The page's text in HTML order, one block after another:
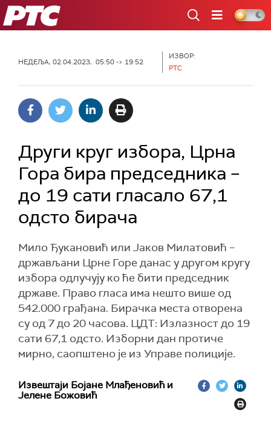
РТС
НЕДЕЉА, 02.04.2023, 05:50 -> 19:52
ИЗВОР:
РТС
Други круг избора, Црна
Гора бира председника –
до 19 сати гласало 67,1
одсто бирача
Мило Ђукановић или Јаков Милатовић –
држављани Црне Горе данас у другом кругу
избора одлучују ко ће бити председник
државе. Право гласа има нешто више од
542.000 грађана. Бирачка места отворена
су од 7 до 20 часова. ЦДТ: Излазност до 19
сати 67,1 одсто. Изборни дан протиче
мирно, саопштено је из Управе полиције.
Извештаји Бојане Млађеновић и
Јелене Божовић